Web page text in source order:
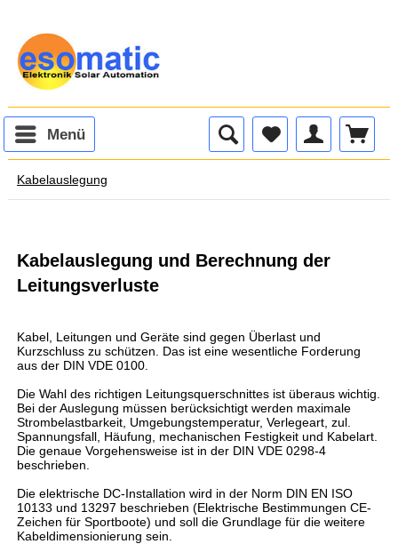
Menü
Kabelauslegung
Kabelauslegung und Berechnung der
Leitungsverluste
Kabel, Leitungen und Geräte sind gegen Überlast und
Kurzschluss zu schützen. Das ist eine wesentliche Forderung
aus der DIN VDE 0100.
Die Wahl des richtigen Leitungsquerschnittes ist überaus wichtig.
Bei der Auslegung müssen berücksichtigt werden maximale
Strombelastbarkeit, Umgebungstemperatur, Verlegeart, zul.
Spannungsfall, Häufung, mechanischen Festigkeit und Kabelart.
Die genaue Vorgehensweise ist in der DIN VDE 0298-4
beschrieben.
Die elektrische DC-Installation wird in der Norm DIN EN ISO
10133 und 13297 beschrieben (Elektrische Bestimmungen CE-
Zeichen für Sportboote) und soll die Grundlage für die weitere
Kabeldimensionierung sein.